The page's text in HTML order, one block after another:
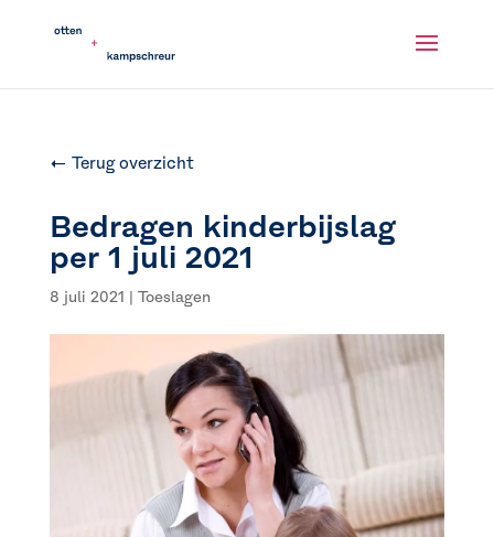
← Terug overzicht
Bedragen kinderbijslag
per 1 juli 2021
8 juli 2021 | Toeslagen